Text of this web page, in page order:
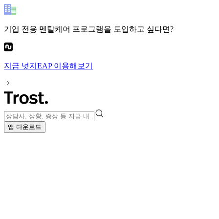
기업 전용 멘탈케어 프로그램을 도입하고 싶다면?
지금 넛지EAP이용해보기
앱 다운로드